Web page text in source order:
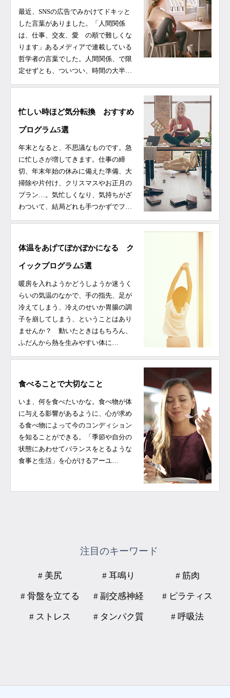
最近、SNSの広告でみかけてドキッと
した言葉がありました。「人間関係
は、仕事、交友、愛 の順で難しくな
ります」あるメディアで連載している
哲学者の言葉でした。人間関係、で限
定せずとも、ついつい、時間の大半…
忙しい時ほど気分転換 おすすめ
プログラム5選
年末となると、不思議なものです。急
に忙しさが増してきます。仕事の締
切、年末年始の休みに備えた準備、大
掃除や片付け、クリスマスやお正月の
プラン…。気忙しくなり、気持ちがざ
わついて、結局どれも手つかずでフ…
体温をあげてぽかぽかになる ク
イックプログラム5選
暖房を入れようかどうしようか迷うく
らいの気温のなかで、手の指先、足が
冷えてしまう、冷えのせいか胃腸の調
子を崩してしまう、ということはあり
ませんか？ 動いたときはもちろん、
ふだんから熱を生みやすい体に…
食べることで大切なこと
いま、何を食べたいかな。食べ物が体
に与える影響があるように、心が求め
る食べ物によって今のコンディション
を知ることができる。「季節や自分の
状態にあわせてバランスをとるような
食事と生活」を心がけるアーユ…
注目のキーワード
# 美尻 # 耳鳴り # 筋肉
# 骨盤を立てる # 副交感神経 # ピラティス
# ストレス # タンパク質 # 呼吸法